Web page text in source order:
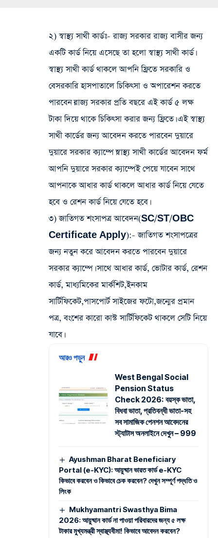
২) স্বাস্থ্য সাথী কার্ডঃ- রাজ্য সরকার রাজ্য বাসীর জন্য
একটি কার্ড নিয়ে এসেছে তা হলো স্বাস্থ্য সাথী কার্ড।
স্বাস্থ্য সাথী কার্ড থাকলে আপনি ফ্রিতে সরকারি ও
বেসরকারি হাসপাতালে চিকিৎসা ও অপারেশন করতে
পারবেন।রাজ্য সরকার প্রতি বছরে এই কার্ড ৫ লক্ষ
টাকা দিয়ে থাকে চিকিৎসা করার জন্য ফ্রিতে। এই স্বাস্থ্য
সাথী কার্ডের জন্য আবেদন করতে পারবেন দুয়ারে
দুয়ারে সরকার ক্যাম্পে।স্বাস্থ্য সাথী কার্ডের আবেদন ফর্ম
আপনি দুয়ারে সরকার ক্যাম্পেই পেয়ে যাবেন সাথে
আপনাকে আধার কার্ড থাকলে আধার কার্ড নিয়ে যেতে
হবে ও রেশন কার্ড নিয়ে যেতে হবে।
৩) জাতিগত শংসাপত্র আবেদন(SC/ST/OBC
Certificate Apply):- জাতিগত শংসাপত্রের
জন্য নতুন করে আবেদন করতে পারবেন দুয়ারে
সরকার ক্যাম্পে। সাথে আধার কার্ড, ভোটার কার্ড, রেশন
কার্ড, মাধ্যমিকের মার্কশিট,ইনকাম
সার্টিফিকেট,পাসপোর্ট সাইজের ফটো,জন্মের প্রমান
পত্র, বংশের কারো কাস্ট সার্টিফিকেট থাকলে সেটি নিয়ে
যাবে।
আরও পড়ুন
West Bengal Social
Pension Status
Check 2026: বয়স্ক ভাতা,
বিধবা ভাতা, প্রতিবন্ধী ভাতা-সহ
সব সামাজিক পেনশন আবেদনের
স্ট্যাটাস অনলাইনে দেখুন – 999
Ayushman Bharat Beneficiary
Portal (e-KYC): আয়ুষ্মান ভারত কার্ড e-KYC
কিভাবে করবেন ও কিভাবে চেক করবেন? দেখুন সম্পূর্ণ পদ্ধতি ও
লিংক
Mukhyamantri Swasthya Bima
2026: আয়ুষ্মান কার্ড না পাওয়া পরিবারদের জন্য ৫ লক্ষ
টাকার মুখ্যমন্ত্রী স্বাস্থ্যবীমা! কিভাবে আবেদন করবেন?